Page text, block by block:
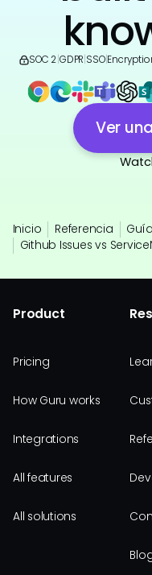
SOC 2 GDPR SSO|
Ver
Inicio Referencia
Github Issues vs
Product
Pricing
How Guru works
Integrations
All features
All solutions